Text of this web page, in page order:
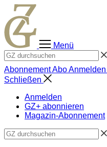
Zum
Inhalt
springen
Menü
AbonnementAboAnmelden
Schließen
Anmelden
GZ+ abonnieren
Magazin-Abonnement